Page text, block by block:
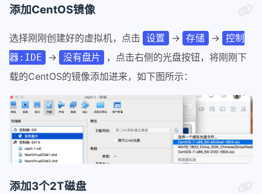
添加CentOS镜像
选择刚刚创建好的虚拟机，点击 设置 -> 存储 -> 控制
器:IDE
-> 没有盘片
，点击右侧的光盘按钮，将刚刚下
载的CentOS的镜像添加进来，如下图所示：
添加3个2T磁盘